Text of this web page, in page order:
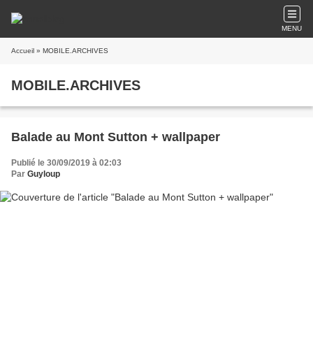
MENU
Accueil » MOBILE.ARCHIVES
MOBILE.ARCHIVES
Balade au Mont Sutton + wallpaper
Publié le 30/09/2019 à 02:03
Par Guyloup